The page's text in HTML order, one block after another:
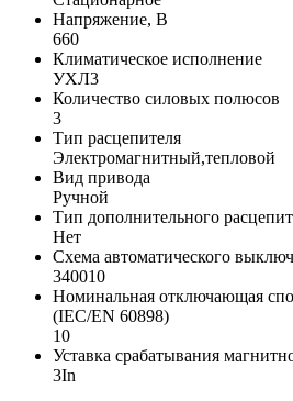
Напряжение, В
660
Климатическое исполнение
УХЛ3
Количество силовых полюсов
3
Тип расцепителя
Электромагнитный,тепловой
Вид привода
Ручной
Тип дополнительного
Нет
Схема автоматического
340010
Номинальная отключающая
(IEC/EN 60898)
10
Уставка срабатывания
3In